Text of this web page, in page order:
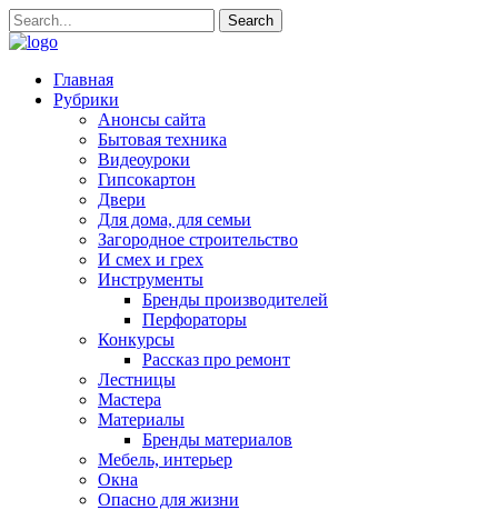
Главная
Рубрики
Анонсы сайта
Бытовая техника
Видеоуроки
Гипсокартон
Двери
Для дома, для семьи
Загородное строительство
И смех и грех
Инструменты
Бренды производителей
Перфораторы
Конкурсы
Рассказ про ремонт
Лестницы
Мастера
Материалы
Бренды материалов
Мебель, интерьер
Окна
Опасно для жизни